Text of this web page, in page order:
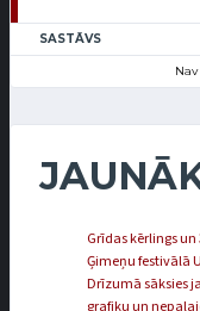
SASTĀVS
Grīdas kērlings
Ģimeņu festivālā
Drīzumā sāksies